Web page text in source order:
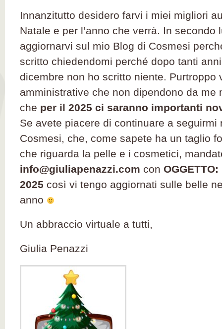
Innanzitutto desidero farvi i miei migliori
Natale e per l’anno che verrà. In secondo
aggiornarvi sul mio Blog di Cosmesi
scritto chiedendomi perché dopo tanti
dicembre non ho scritto niente. Purtroppo
amministrative che non dipendono da me
che per il 2025 ci saranno importanti
Se avete piacere di continuare a seguirmi
Cosmesi, che, come sapete ha un taglio
che riguarda la pelle e i cosmetici,
info@giuliapenazzi.com con
2025 così vi tengo aggiornati sulle belle
anno
Un abbraccio virtuale a tutti,
Giulia Penazzi